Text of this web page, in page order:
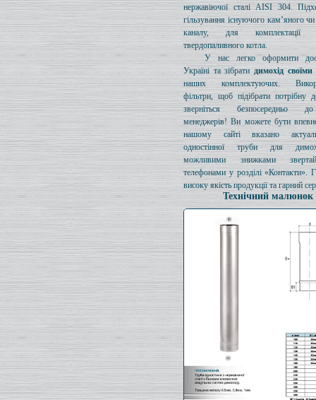
нержавіючої сталі AISI 304.
гільзування існуючого кам’яного
каналу, для комплектації
твердопаливного котла.
У нас легко оформити
Україні та зібрати димохід
наших комплектуючих.
фільтри, щоб підібрати потрібну
зверніться безпосередньо
менеджерів! Ви можете бути
нашому сайті вказано
одностінної труби для
можливими знижками
телефонами у розділі «Контакти».
високу якість продукції та гарний
Технічний малюнок